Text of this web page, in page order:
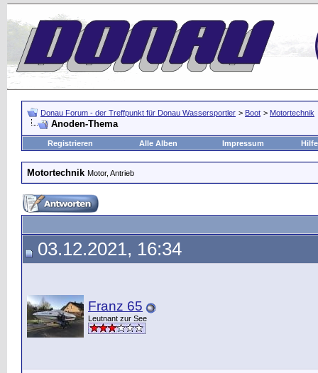
Donau Forum - der Treffpunkt für Donau Wassersportler > Boot > Motortechnik
Anoden-Thema
Registrieren Alle Alben Impressum Hilfe
Motortechnik Motor, Antrieb
03.12.2021, 16:34
Franz 65
Leutnant zur See